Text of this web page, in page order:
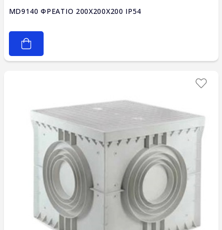
MD9140 ΦΡΕΑΤΙΟ 200X200X200 IP54